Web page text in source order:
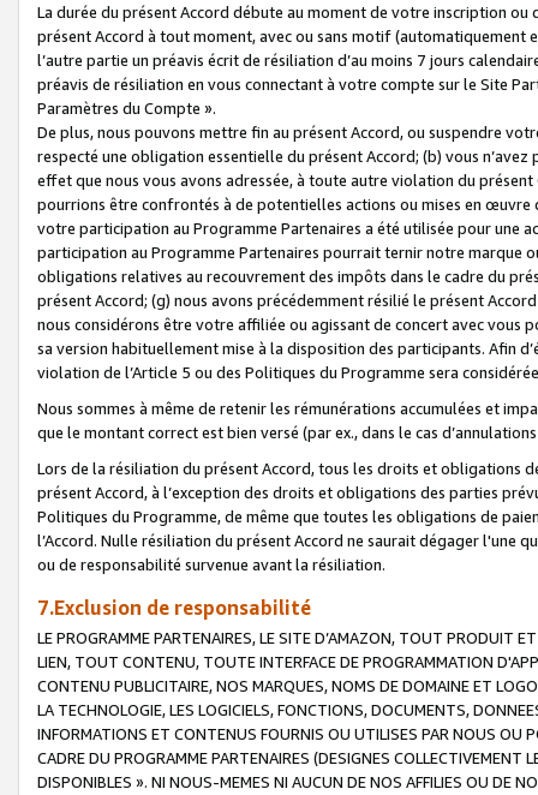
La durée du présent Accord débute au moment de votre inscription
présent Accord à tout moment, avec ou sans motif (automatiquement
l’autre partie un préavis écrit de résiliation d’au moins 7 jours
préavis de résiliation en vous connectant à votre compte sur le Site
Paramètres du Compte ».
De plus, nous pouvons mettre fin au présent Accord, ou suspendre
respecté une obligation essentielle du présent Accord; (b) vous
effet que nous vous avons adressée, à toute autre violation du
pourrions être confrontés à de potentielles actions ou mises en
votre participation au Programme Partenaires a été utilisée pour une
participation au Programme Partenaires pourrait ternir notre marque
obligations relatives au recouvrement des impôts dans le cadre du
présent Accord; (g) nous avons précédemment résilié le présent
nous considérons être votre affiliée ou agissant de concert avec vous
sa version habituellement mise à la disposition des participants. Afin
violation de l’Article 5 ou des Politiques du Programme sera
Nous sommes à même de retenir les rémunérations accumulées et
que le montant correct est bien versé (par ex., dans le cas
Lors de la résiliation du présent Accord, tous les droits et obligations
présent Accord, à l’exception des droits et obligations des parties
Politiques du Programme, de même que toutes les obligations de
l’Accord. Nulle résiliation du présent Accord ne saurait dégager l'une
ou de responsabilité survenue avant la résiliation.
7.Exclusion de responsabilité
LE PROGRAMME PARTENAIRES, LE SITE D’AMAZON, TOUT PRODUIT
LIEN, TOUT CONTENU, TOUTE INTERFACE DE PROGRAMMATION
CONTENU PUBLICITAIRE, NOS MARQUES, NOMS DE DOMAINE ET
LA TECHNOLOGIE, LES LOGICIELS, FONCTIONS, DOCUMENTS,
INFORMATIONS ET CONTENUS FOURNIS OU UTILISES PAR NOUS OU
CADRE DU PROGRAMME PARTENAIRES (DESIGNES COLLECTIVEMENT
DISPONIBLES ». NI NOUS-MEMES NI AUCUN DE NOS AFFILIES OU DE